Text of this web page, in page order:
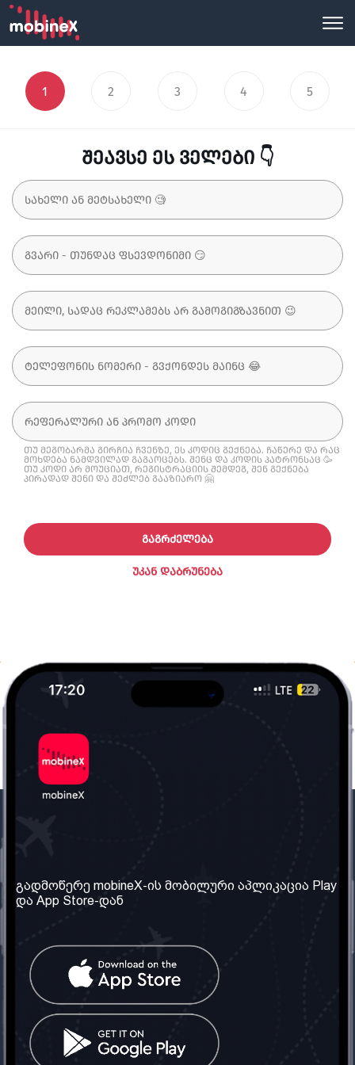
1 2 3 4 5
შეავსე ეს ველები 👇
თუ მეგობარმა გირჩია ჩვენზე, ეს კოდიც გექნება. ჩაწერე და რაც
მოხდება ნამდვილად გაგაოცებს. შენც და კოდის პატრონსაც 🥳
თუ კოდი არ მოუციათ, რეგისტრაციის შემდეგ, შენ გექნება
პირადად შენი და შეძლებ გააზიარო 🤗
ᲣᲙᲐᲜ ᲓᲐᲑᲠᲣᲜᲔᲑᲐ
ᲒᲐᲒᲠᲫᲔᲚᲔᲑᲐ
ჩვენ შესახებ
ჩვენი სერვისები
წესები და პირობები
კითხვები
კონტაქტი
საქართველო: თბილისი
ტელ: 032 2 04 00 50
სოციალური ქსელი
გადმოწერე mobineX-ის მობილური აპლიკაცია Play
და App Store-დან